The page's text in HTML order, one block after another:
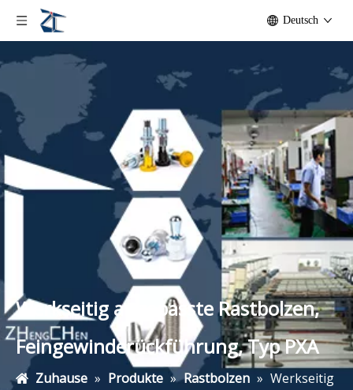
Deutsch
Werkseitig angepasste Rastbolzen,
Feingewinderückführung, Typ PXA
Zuhause » Produkte » Rastbolzen » Werkseitig